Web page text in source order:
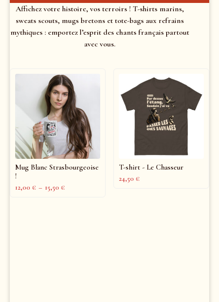
Affichez votre histoire, vos terroirs ! T-shirts marins,
sweats scouts, mugs bretons et tote-bags aux refrains
mythiques : emportez l’esprit des chants français partout
avec vous.
Mug Blanc Strasbourgeoise
!
12,00 € – 15,50 €
T-shirt - Le Chasseur
24,50 €